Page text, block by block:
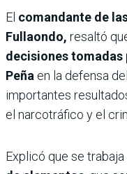
El comandante de
Fullaondo, resaltó
decisiones tomadas
Peña en la defensa
importantes
el narcotráfico y el
Explicó que se